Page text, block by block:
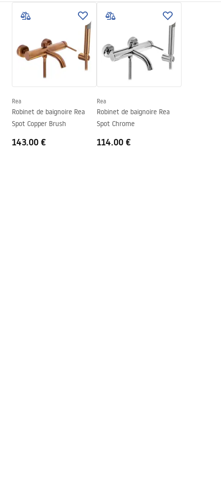
Couleur
Cuivre brossé
Type de bec
Fixe
Laiton, ABS
Technologie du revêtement
PVD
Diamètre de raccordement
Modèle
Garantie
5 ans
Instructions de montage
Warunki bezpieczeństwa
WARUNKI BEZPIECZENSTWA BATERIE.pdf
Conditions de garantie
Warranty_Terms_and_Conditions_Faucets_-_5.pdf
Rea
Robinet de baignoire Rea
Spot Copper Brush
143.00 €
Rea
Robinet de baignoire Rea
Spot Chrome
114.00 €